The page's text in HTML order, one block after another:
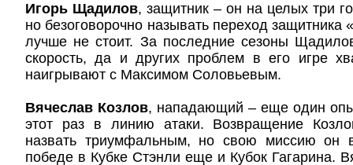
Игорь Щадилов, защитник – он на целых три
но безоговорочно называть переход защитника
лучше не стоит. За последние сезоны
скорость, да и других проблем в его игре
наигрывают с Максимом Соловьевым.
Вячеслав Козлов, нападающий – еще один
этот раз в линию атаки. Возвращение
назвать триумфальным, но свою миссию он
победе в Кубке Стэнли еще и Кубок Гагарина.